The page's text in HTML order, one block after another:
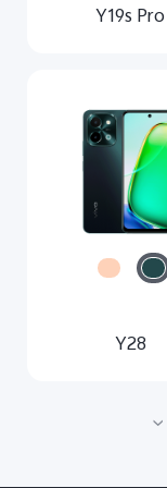
Y19s Pro
Y28